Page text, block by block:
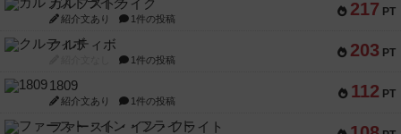
217 PT
ガルフストライク
紹介文あり 1件の投稿
203 PT
クルティボ
1件の投稿
112 PT
1809
紹介文あり 1件の投稿
ファースト・イン・フライト